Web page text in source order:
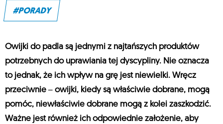
#PORADY
Owijki do padla są jednymi z najtańszych produktów
potrzebnych do uprawiania tej dyscypliny. Nie oznacza
to jednak, że ich wpływ na grę jest niewielki. Wręcz
przeciwnie ‒ owijki, kiedy są właściwie dobrane, mogą
pomóc, niewłaściwie dobrane mogą z kolei zaszkodzić.
Ważne jest również ich odpowiednie założenie, aby